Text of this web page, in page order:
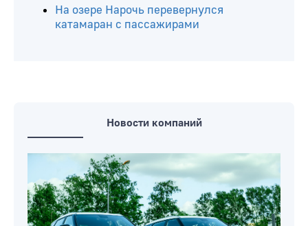
На озере Нарочь перевернулся
катамаран с пассажирами
Новости компаний